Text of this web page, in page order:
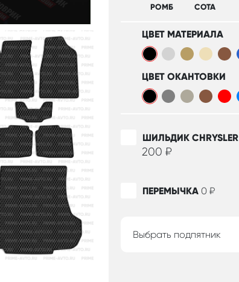
РОМБ СОТА
ЦВЕТ МАТЕРИАЛА
ЦВЕТ ОКАНТОВКИ
ШИЛЬДИК CHRYSLER
200 ₽
ПЕРЕМЫЧКА 0 ₽
Выбрать подпятник